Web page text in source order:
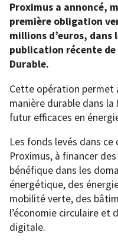
Proximus a annoncé,
première obligation
millions d’euros, dans
publication récente de
Durable.
Cette opération permet
manière durable dans la
futur efficaces en
Les fonds levés dans
Proximus, à financer
bénéfique dans les
énergétique, des
mobilité verte, des
l’économie circulaire et
digitale.